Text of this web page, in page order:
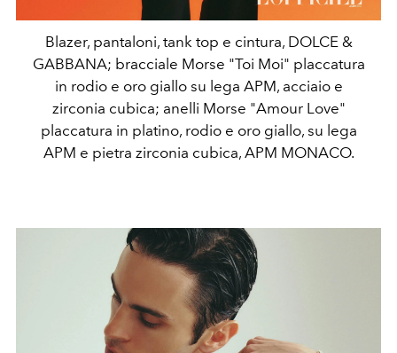
Blazer, pantaloni, tank top e cintura, DOLCE &
GABBANA; bracciale Morse "Toi Moi" placcatura
in rodio e oro giallo su lega APM, acciaio e
zirconia cubica; anelli Morse "Amour Love"
placcatura in platino, rodio e oro giallo, su lega
APM e pietra zirconia cubica, APM MONACO.